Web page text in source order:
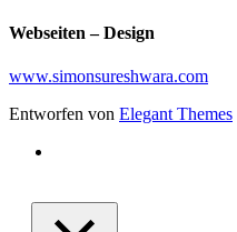
Webseiten – Design
www.simonsureshwara.com
Entworfen von Elegant Themes